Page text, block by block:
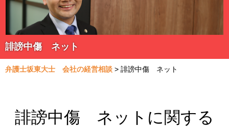
誹謗中傷 ネット
弁護士坂東大士 会社の経営相談 > 誹謗中傷 ネット
誹謗中傷 ネットに関する